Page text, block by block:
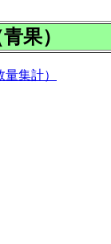
果）
集計）